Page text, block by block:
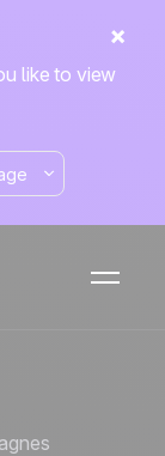
like to view
: